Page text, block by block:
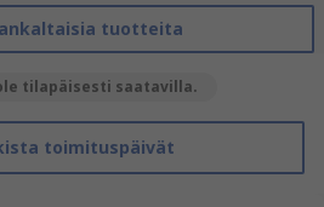
tuotteita
tilapäisesti saatavilla.
toimituspäivät